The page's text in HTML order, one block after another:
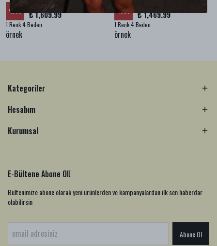
%
₺ 2,299.99
₺ 1,609.99
1 Renk 4 Beden
örnek
% 30 ₺ 1,469.99
1 Renk 4 Beden
örnek
Kategoriler
Hesabım
Kurumsal
E-Bültene Abone Ol!
Bültenimize abone olarak yeni ürünlerden ve kampanyalardan ilk sen haberdar
olabilirsin
Abone Ol